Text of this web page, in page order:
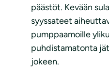
päästöt. Kevään
syyssateet
pumppaamoille
puhdistamatonta
jokeen.